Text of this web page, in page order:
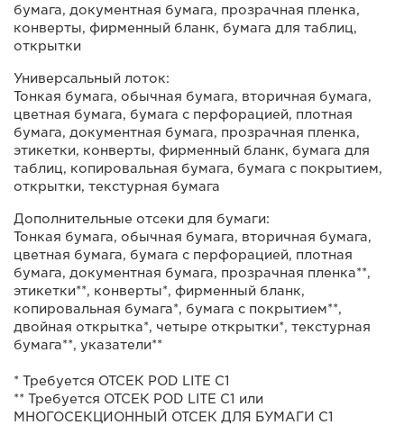
бумага, документная бумага, прозрачная пленка,
конверты, фирменный бланк, бумага для таблиц,
открытки
Универсальный лоток:
Тонкая бумага, обычная бумага, вторичная бумага,
цветная бумага, бумага с перфорацией, плотная
бумага, документная бумага, прозрачная пленка,
этикетки, конверты, фирменный бланк, бумага для
таблиц, копировальная бумага, бумага с покрытием,
открытки, текстурная бумага
Дополнительные отсеки для бумаги:
Тонкая бумага, обычная бумага, вторичная бумага,
цветная бумага, бумага с перфорацией, плотная
бумага, документная бумага, прозрачная пленка**,
этикетки**, конверты*, фирменный бланк,
копировальная бумага*, бумага с покрытием**,
двойная открытка*, четыре открытки*, текстурная
бумага**, указатели**
* Требуется ОТСЕК POD LITE C1
** Требуется ОТСЕК POD LITE C1 или
МНОГОСЕКЦИОННЫЙ ОТСЕК ДЛЯ БУМАГИ C1